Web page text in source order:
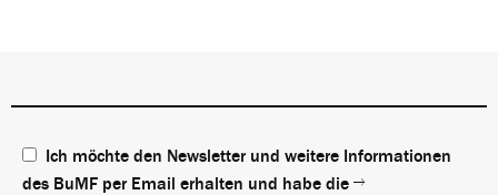
Ich möchte den Newsletter und weitere Informationen
des BuMF per Email erhalten und habe die